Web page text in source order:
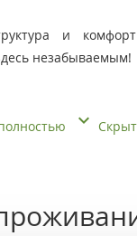
и
незабываемым!